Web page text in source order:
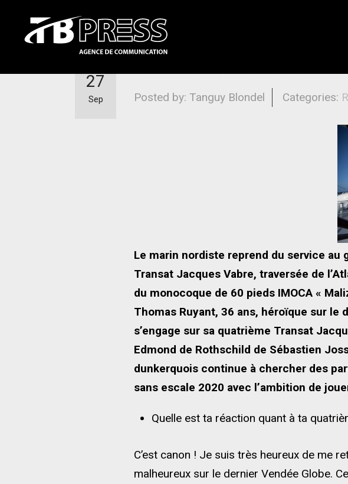
Thomas Ruyant sur la
Posted by: Tanguy Blondel Categories:
27
Sep
Le marin nordiste reprend du service au
Transat Jacques Vabre, traversée de
du monocoque de 60 pieds IMOCA «
Thomas Ruyant, 36 ans, héroïque sur le
s’engage sur sa quatrième Transat
Edmond de Rothschild de Sébastien
dunkerquois continue à chercher des
sans escale 2020 avec l’ambition de
Quelle est ta réaction quant à ta
C’est canon ! Je suis très heureux de me
malheureux sur le dernier Vendée Globe.